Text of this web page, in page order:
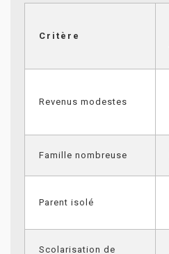
Critère
Revenus modestes
Famille nombreuse
Parent isolé
Scolarisation de